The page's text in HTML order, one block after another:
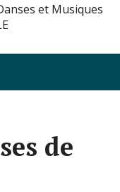
et Musiques
de